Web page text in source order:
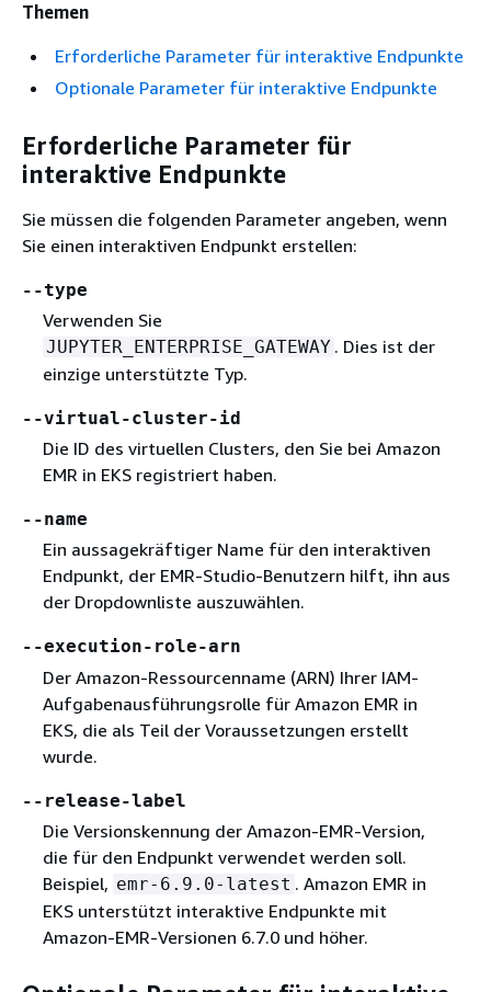
Themen
Erforderliche Parameter für interaktive Endpunkte
Optionale Parameter für interaktive Endpunkte
Erforderliche Parameter für
interaktive Endpunkte
Sie müssen die folgenden Parameter angeben, wenn
Sie einen interaktiven Endpunkt erstellen:
‐‐type
Verwenden Sie
JUPYTER_ENTERPRISE_GATEWAY . Dies ist der
einzige unterstützte Typ.
‐‐virtual-cluster-id
Die ID des virtuellen Clusters, den Sie bei Amazon
EMR in EKS registriert haben.
‐‐name
Ein aussagekräftiger Name für den interaktiven
Endpunkt, der EMR-Studio-Benutzern hilft, ihn aus
der Dropdownliste auszuwählen.
‐‐execution-role-arn
Der Amazon-Ressourcenname (ARN) Ihrer IAM-
Aufgabenausführungsrolle für Amazon EMR in
EKS, die als Teil der Voraussetzungen erstellt
wurde.
‐‐release-label
Die Versionskennung der Amazon-EMR-Version,
die für den Endpunkt verwendet werden soll.
Beispiel, emr-6.9.0-latest . Amazon EMR in
EKS unterstützt interaktive Endpunkte mit
Amazon-EMR-Versionen 6.7.0 und höher.